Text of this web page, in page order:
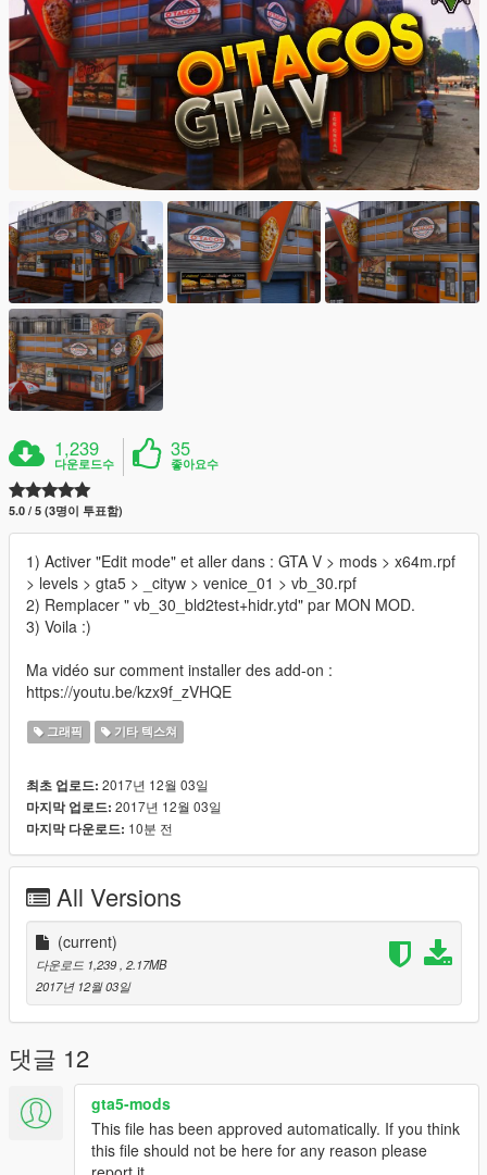
1,239
다운로드수
35
좋아요수
5.0 / 5 (3명이 투표함)
1) Activer "Edit mode" et aller dans : GTA V > mods > x64m.rpf
> levels > gta5 > _cityw > venice_01 > vb_30.rpf
2) Remplacer " vb_30_bld2test+hidr.ytd" par MON MOD.
3) Voila :)
Ma vidéo sur comment installer des add-on :
https://youtu.be/kzx9f_zVHQE
그래픽 기타 텍스쳐
최초 업로드: 2017년 12월 03일
마지막 업로드: 2017년 12월 03일
마지막 다운로드: 10분 전
All Versions
(current)
다운로드 1,239, 2.17MB
2017년 12월 03일
댓글 12
gta5-mods
This file has been approved automatically. If you think
this file should not be here for any reason please